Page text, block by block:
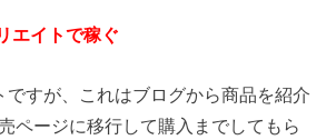
エイトで稼ぐ
ですが、これはブログから商品を紹介
ページに移行して購入までしてもら